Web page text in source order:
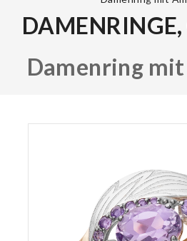
Damenring